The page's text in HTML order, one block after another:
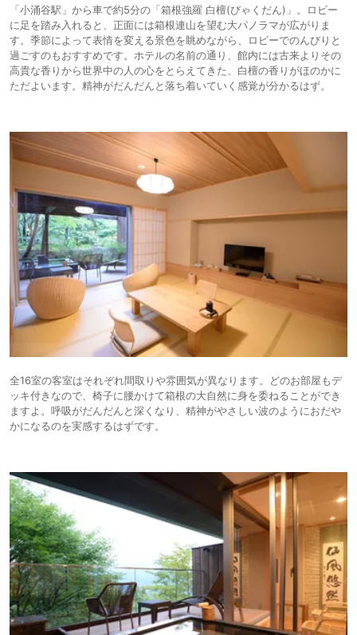
「小涌谷駅」から車で約5分の「箱根強羅 白檀(びゃくだん)」。ロビー
に足を踏み入れると、正面には箱根連山を望む大パノラマが広がりま
す。季節によって表情を変える景色を眺めながら、ロビーでのんびりと
過ごすのもおすすめです。ホテルの名前の通り、館内には古来よりその
高貴な香りから世界中の人の心をとらえてきた、白檀の香りがほのかに
ただよいます。精神がだんだんと落ち着いていく感覚が分かるはず。
全16室の客室はそれぞれ間取りや雰囲気が異なります。どのお部屋もデ
ッキ付きなので、椅子に腰かけて箱根の大自然に身を委ねることができ
ますよ。呼吸がだんだんと深くなり、精神がやさしい波のようにおだや
かになるのを実感するはずです。